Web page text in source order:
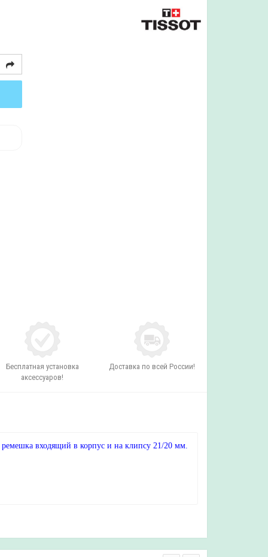
Бесплатная установка
аксессуаров!
Доставка по всей России!
входящий в корпус и на клипсу 21/20 мм.